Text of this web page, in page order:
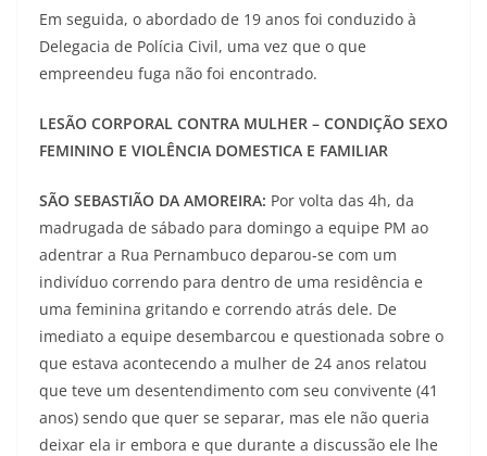
Em seguida, o abordado de 19 anos foi conduzido à
Delegacia de Polícia Civil, uma vez que o que
empreendeu fuga não foi encontrado.
LESÃO CORPORAL CONTRA MULHER – CONDIÇÃO SEXO
FEMININO E VIOLÊNCIA DOMESTICA E FAMILIAR
SÃO SEBASTIÃO DA AMOREIRA: Por volta das 4h, da
madrugada de sábado para domingo a equipe PM ao
adentrar a Rua Pernambuco deparou-se com um
indivíduo correndo para dentro de uma residência e
uma feminina gritando e correndo atrás dele. De
imediato a equipe desembarcou e questionada sobre o
que estava acontecendo a mulher de 24 anos relatou
que teve um desentendimento com seu convivente (41
anos) sendo que quer se separar, mas ele não queria
deixar ela ir embora e que durante a discussão ele lhe